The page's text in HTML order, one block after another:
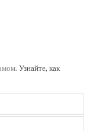
Узнайте, как